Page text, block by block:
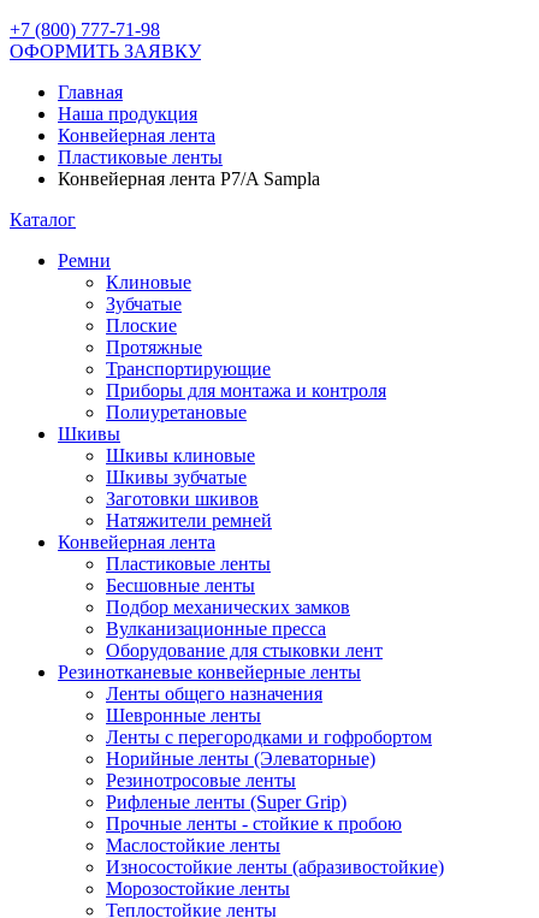
+7 (800) 777-71-98
ОФОРМИТЬ ЗАЯВКУ
Главная
Наша продукция
Конвейерная лента
Пластиковые ленты
Конвейерная лента P7/A Sampla
Каталог
Ремни
Клиновые
Зубчатые
Плоские
Протяжные
Транспортирующие
Приборы для монтажа и контроля
Полиуретановые
Шкивы
Шкивы клиновые
Шкивы зубчатые
Заготовки шкивов
Натяжители ремней
Конвейерная лента
Пластиковые ленты
Бесшовные ленты
Подбор механических замков
Вулканизационные пресса
Оборудование для стыковки лент
Резинотканевые конвейерные ленты
Ленты общего назначения
Шевронные ленты
Ленты с перегородками и гофробортом
Норийные ленты (Элеваторные)
Резинотросовые ленты
Рифленые ленты (Super Grip)
Прочные ленты - стойкие к пробою
Маслостойкие ленты
Износостойкие ленты (абразивостойкие)
Морозостойкие ленты
Теплостойкие ленты